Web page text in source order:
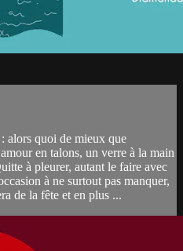
alors quoi de mieux que
en talons, un verre à la main
à pleurer, autant le faire avec
à ne surtout pas manquer,
de la fête et en plus ...